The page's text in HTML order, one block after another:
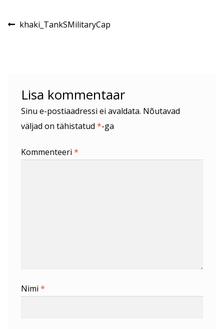
Navigeerimine
Eelmine
khaki_TankSMilitaryCap
Lisa kommentaar
Sinu e-postiaadressi ei avaldata. Nõutavad
väljad on tähistatud *-ga
Kommenteeri *
Nimi *